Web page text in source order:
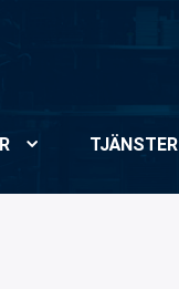
TJÄNSTER